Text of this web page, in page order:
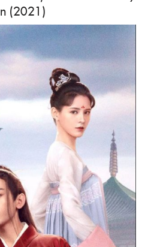
(2021)